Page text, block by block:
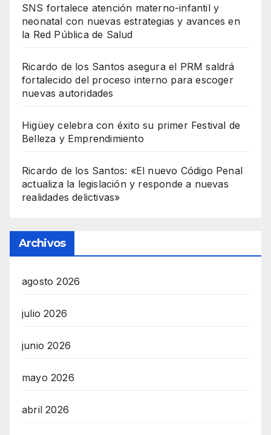
SNS fortalece atención materno-infantil y
neonatal con nuevas estrategias y avances en
la Red Pública de Salud
Ricardo de los Santos asegura el PRM saldrá
fortalecido del proceso interno para escoger
nuevas autoridades
Higüey celebra con éxito su primer Festival de
Belleza y Emprendimiento
Ricardo de los Santos: «El nuevo Código Penal
actualiza la legislación y responde a nuevas
realidades delictivas»
Archivos
agosto 2026
julio 2026
junio 2026
mayo 2026
abril 2026